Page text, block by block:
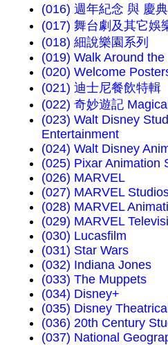
(016) 週年紀念 與 慶
(017) 舞台劇及其它娛
(018) 細說樂園系列
(019) Walk Around
(020) Welcome
(021) 迪士尼餐飲特輯
(022) 奇妙遊記
(023) Walt Disney
Entertainment
(024) Walt Disney
(025) Pixar Animation
(026) MARVEL
(027) MARVEL
(028) MARVEL
(029) MARVEL
(030) Lucasfilm
(031) Star Wars
(032) Indiana Jones
(033) The Muppets
(034) Disney+
(035) Disney
(036) 20th Century
(037) National